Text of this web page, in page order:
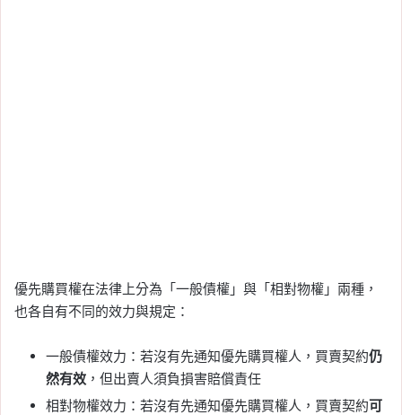
優先購買權在法律上分為「一般債權」與「相對物權」兩種，
也各自有不同的效力與規定：
一般債權效力：若沒有先通知優先購買權人，買賣契約仍
然有效 ，但出賣人須負損害賠償責任
相對物權效力：若沒有先通知優先購買權人，買賣契約可